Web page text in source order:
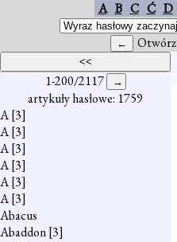
A B C Ć D
Otwórz
1-200/2117
artykuły hasłowe: 1759
A[3]
A[3]
A[3]
A[3]
A[3]
A[3]
Abacus
Abaddon[3]